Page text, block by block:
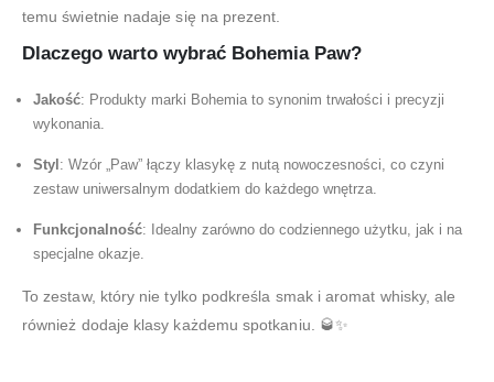
temu świetnie nadaje się na prezent.
Dlaczego warto wybrać Bohemia Paw?
Jakość: Produkty marki Bohemia to synonim trwałości i precyzji
wykonania.
Styl: Wzór „Paw” łączy klasykę z nutą nowoczesności, co czyni
zestaw uniwersalnym dodatkiem do każdego wnętrza.
Funkcjonalność: Idealny zarówno do codziennego użytku, jak i na
specjalne okazje.
To zestaw, który nie tylko podkreśla smak i aromat whisky, ale
również dodaje klasy każdemu spotkaniu. 🥃✨